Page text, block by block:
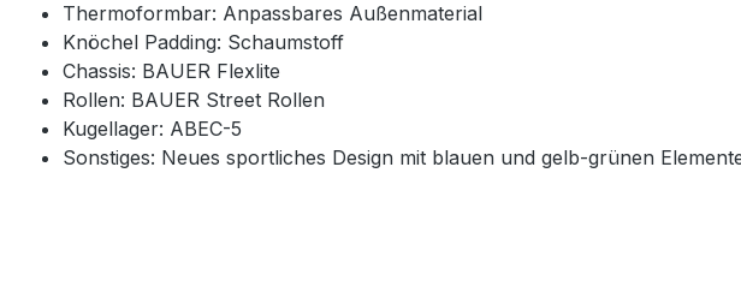
Thermoformbar: Anpassbares Außenmaterial
Knöchel Padding: Schaumstoff
Chassis: BAUER Flexlite
Rollen: BAUER Street Rollen
Kugellager: ABEC-5
Sonstiges: Neues sportliches Design mit blauen und gelb-grünen